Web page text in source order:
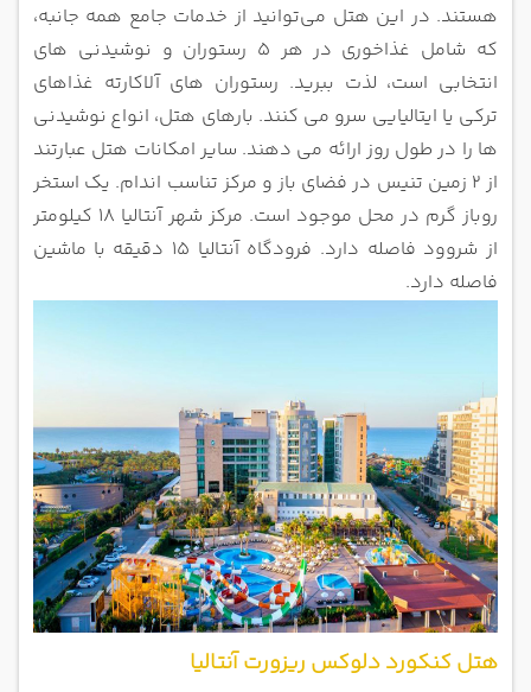
هستند. در این هتل می‌توانید از خدمات جامع همه جانبه،
که شامل غذاخوری در
هر 5 رستوران و نوشیدنی ‌های
انتخابی است، لذت ببرید. رستوران های آلاکارته غذاهای
ترکی یا ایتالیایی سرو می کنند. بارهای هتل، انواع نوشیدنی
ها را در طول روز ارائه می دهند. سایر امکانات هتل عبارتند
از 2 زمین تنیس در فضای باز و مرکز تناسب اندام
. یک استخر
روباز گرم در محل موجود است. مرکز شهر آنتالیا 18 کیلومتر
از شروود فاصله دارد. فرودگاه آنتالیا 15 دقیقه با
ماشین
فاصله دارد.
هتل کنکورد دلوکس ریزورت آنتالیا